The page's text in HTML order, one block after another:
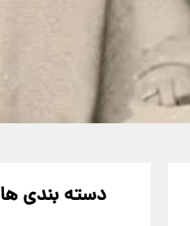
دسته بندی ها